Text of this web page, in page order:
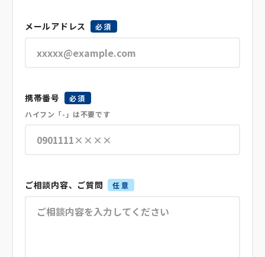
メールアドレス 必須
携帯番号
必須
ハイフン「-」は不要です
ご相談内容、ご質問 任意